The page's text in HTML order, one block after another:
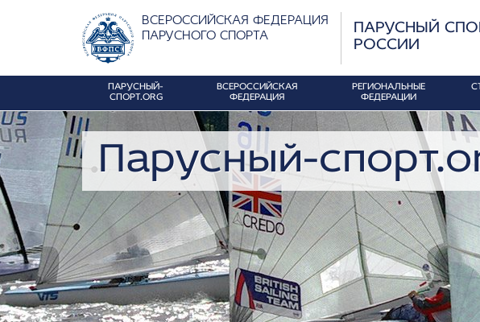
ВСЕРОССИЙСКАЯ ФЕДЕРАЦИЯ
ПАРУСНОГО СПОРТА
ПАРУСНЫЙ
РОССИИ
ПАРУСНЫЙ-
СПОРТ.ORG
ВСЕРОССИЙСКАЯ
ФЕДЕРАЦИЯ
РЕГИОНАЛЬНЫЕ
ФЕДЕРАЦИИ
Парусный-